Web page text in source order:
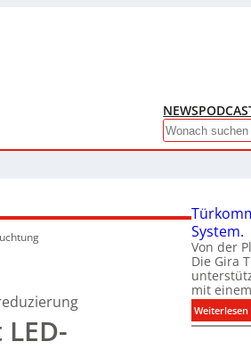
NEWS
Search
System.
Von der
Die Gira
mit
Weiterlesen: